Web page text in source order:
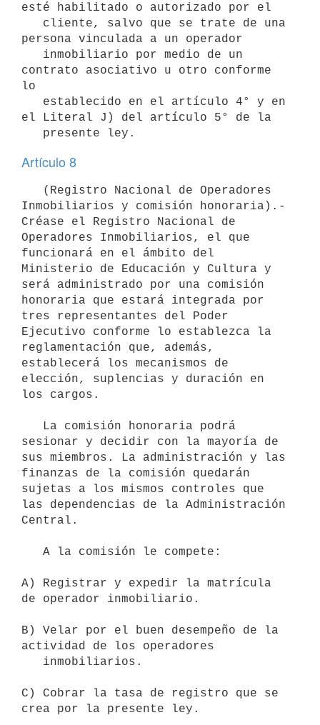
esté habilitado o autorizado por el
persona vinculada a un operador
contrato asociativo u otro conforme
lo
el Literal J) del artículo 5° de la
Artículo 8
Inmobiliarios y comisión honoraria).-
Créase el Registro Nacional de
Operadores Inmobiliarios, el que
funcionará en el ámbito del
Ministerio de Educación y Cultura y
será administrado por una comisión
honoraria que estará integrada por
tres representantes del Poder
Ejecutivo conforme lo establezca la
reglamentación que, además,
establecerá los mecanismos de
elección, suplencias y duración en
los cargos.
sesionar y decidir con la mayoría de
sus miembros. La administración y las
finanzas de la comisión quedarán
sujetas a los mismos controles que
las dependencias de la Administración
Central.
A) Registrar y expedir la matrícula
de operador inmobiliario.
B) Velar por el buen desempeño de la
actividad de los operadores
C) Cobrar la tasa de registro que se
crea por la presente ley.